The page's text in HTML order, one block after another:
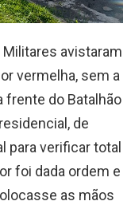
avistaram
vermelha, sem a
frente do Batalhão
de
para verificar total
foi dada ordem e
as mãos